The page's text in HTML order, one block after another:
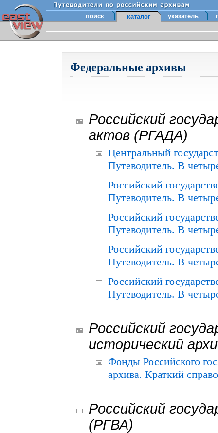
поиск каталог указатель
Федеральные архивы
Российский
актов (РГАДА)
Центральный
Путеводитель. В
Российский
Путеводитель. В
Российский
Путеводитель. В
Российский
Путеводитель. В
Российский
Путеводитель. В
Российский
исторический
Фонды Российского
архива. Краткий
Российский
(РГВА)